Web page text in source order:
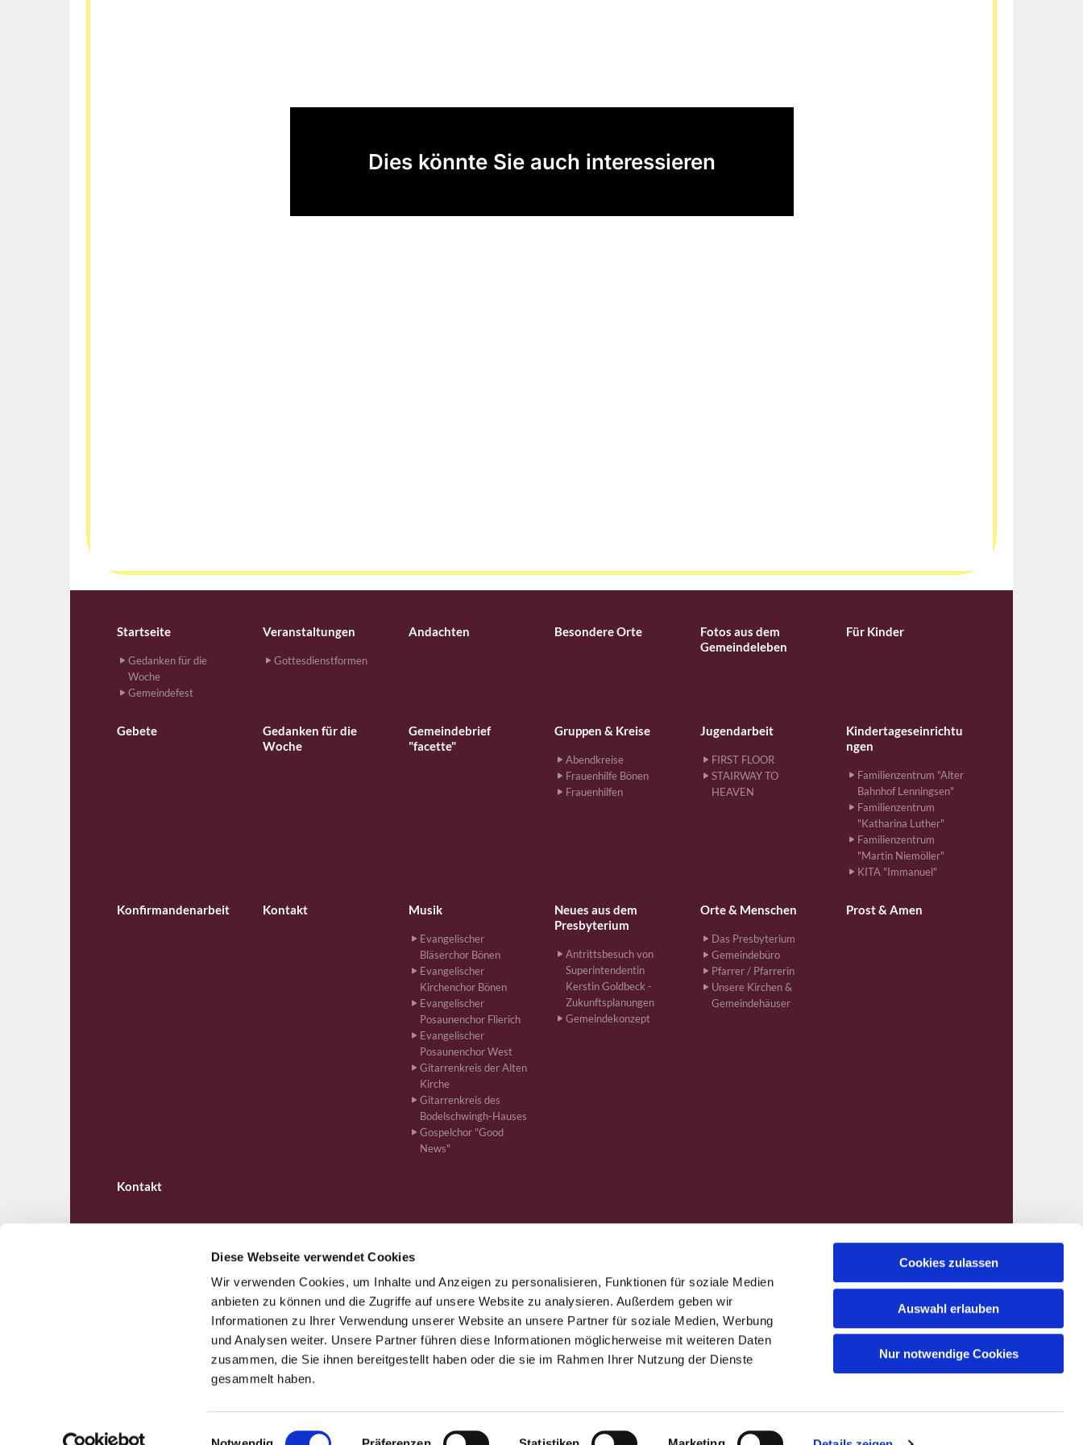
Diese Webseite verwendet Cookies
Wir verwenden Cookies, um Inhalte und Anzeigen zu personalisieren, Funktionen für soziale Medien
anbieten zu können und die Zugriffe auf unsere Website zu analysieren. Außerdem geben wir
Informationen zu Ihrer Verwendung unserer Website an unsere Partner für soziale Medien, Werbung
und Analysen weiter. Unsere Partner führen diese Informationen möglicherweise mit weiteren Daten
zusammen, die Sie ihnen bereitgestellt haben oder die sie im Rahmen Ihrer Nutzung der Dienste
gesammelt haben.
Cookies zulassen
Auswahl erlauben
Nur notwendige Cookies
Dies könnte Sie auch interessieren
Startseite
Gedanken für die
Woche
Gemeindefest
Veranstaltungen
Gottesdienstformen
Andachten Besondere Orte
Fotos aus dem
Gemeindeleben
Für Kinder
Gebete
Gedanken für die
Woche
Gemeindebrief
"facette"
Gruppen & Kreise
Abendkreise
Frauenhilfe Bönen
Frauenhilfen
Jugendarbeit
FIRST FLOOR
STAIRWAY TO
HEAVEN
Kindertageseinrichtu
ngen
Familienzentrum "Alter
Bahnhof Lenningsen"
Familienzentrum
"Katharina Luther"
Familienzentrum
"Martin Niemöller"
KITA "Immanuel"
Konfirmandenarbeit Kontakt Musik
Evangelischer
Bläserchor Bönen
Evangelischer
Kirchenchor Bönen
Evangelischer
Posaunenchor Flierich
Evangelischer
Posaunenchor West
Gitarrenkreis der Alten
Kirche
Gitarrenkreis des
Bodelschwingh-Hauses
Gospelchor "Good
News"
Neues aus dem
Presbyterium
Antrittsbesuch von
Superintendentin
Kerstin Goldbeck -
Zukunftsplanungen
Gemeindekonzept
Orte & Menschen
Das Presbyterium
Gemeindebüro
Pfarrer / Pfarrerin
Unsere Kirchen &
Gemeindehäuser
Prost & Amen
Kontakt
Ev. Kirchengemeinde Bönen · Bahnhofstr. 262, 59199 Bönen +4923831610ham-kg-boenen@kirchenkreis-hamm.de
Kontaktinformationen Impressum